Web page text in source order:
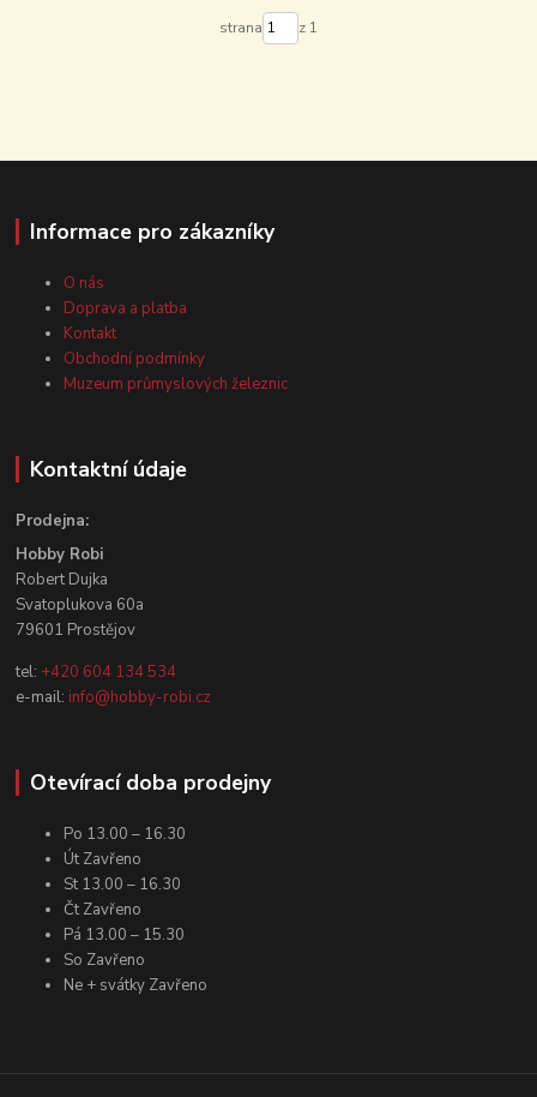
strana z 1
Informace pro zákazníky
O nás
Doprava a platba
Kontakt
Obchodní podmínky
Muzeum průmyslových železnic
Kontaktní údaje
Prodejna:
Hobby Robi
Robert Dujka
Svatoplukova 60a
79601 Prostějov
tel: +420 604 134 534
e-mail: info@hobby-robi.cz
Otevírací doba prodejny
Po 13.00 – 16.30
Út Zavřeno
St 13.00 – 16.30
Čt Zavřeno
Pá 13.00 – 15.30
So Zavřeno
Ne + svátky Zavřeno